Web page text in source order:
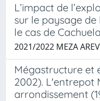
L’impact de
sur le paysage
le cas de
2021/2022 MEZA
Mégastructure et
2002). L'entrepot
arrondissement